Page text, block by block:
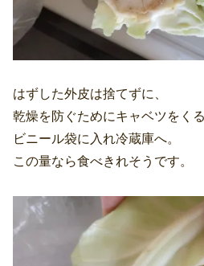
はずした外皮は捨てずに、
乾燥を防ぐためにキャベツをく
ビニール袋に入れ冷蔵庫へ。
この量なら食べきれそうです。